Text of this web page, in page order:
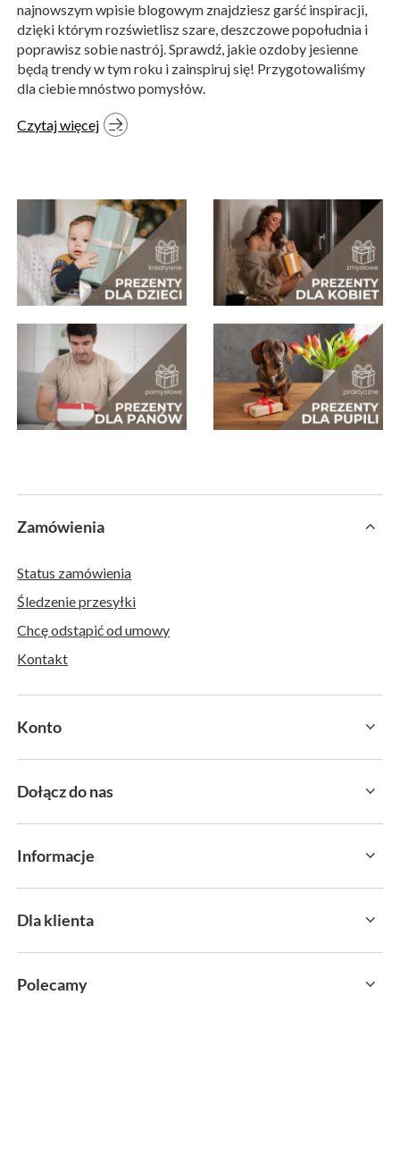
najnowszym wpisie blogowym znajdziesz garść inspiracji,
dzięki którym rozświetlisz szare, deszczowe popołudnia i
poprawisz sobie nastrój. Sprawdź, jakie ozdoby jesienne
będą trendy w tym roku i zainspiruj się! Przygotowaliśmy
dla ciebie mnóstwo pomysłów.
Czytaj więcej
Zamówienia
Status zamówienia
Śledzenie przesyłki
Chcę odstąpić od umowy
Kontakt
Konto
Dołącz do nas
Informacje
Dla klienta
Polecamy